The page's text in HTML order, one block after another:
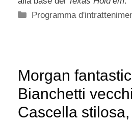
Categorie
Programma
Morgan
Bianchetti
Cascella